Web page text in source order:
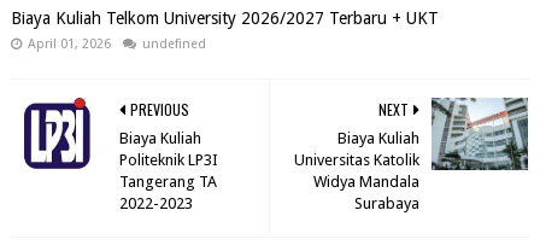
Biaya Kuliah Telkom University 2026/2027 Terbaru + UKT
April 01, 2026 undefined
NEXT
Biaya Kuliah
Universitas Katolik
Widya Mandala
Surabaya
PREVIOUS
Biaya Kuliah
Politeknik LP3I
Tangerang TA
2022-2023